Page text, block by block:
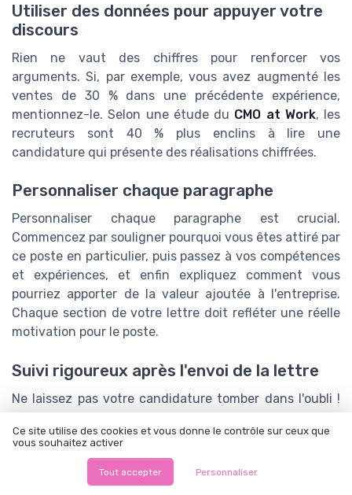
Utiliser des données pour appuyer votre
discours
Rien ne vaut des chiffres pour renforcer vos
arguments. Si, par exemple, vous avez augmenté les
ventes de 30 % dans une précédente expérience,
mentionnez-le. Selon une étude du CMO at Work, les
recruteurs sont 40 % plus enclins à lire une
candidature qui présente des réalisations chiffrées.
Personnaliser chaque paragraphe
Personnaliser chaque paragraphe est crucial.
Commencez par souligner pourquoi vous êtes attiré par
ce poste en particulier, puis passez à vos compétences
et expériences, et enfin expliquez comment vous
pourriez apporter de la valeur ajoutée à l'entreprise.
Chaque section de votre lettre doit refléter une réelle
motivation pour le poste.
Suivi rigoureux après l'envoi de la lettre
Ne laissez pas votre candidature tomber dans l'oubli !
Une semaine après l'envoi de votre lettre de
motivation, relancez l'entreprise. Un email ou un appel
téléphonique montrera votre sérieux et votre envie de
rejoindre l'équipe.
Ce site utilise des cookies et vous donne le contrôle sur ceux que
vous souhaitez activer
Tout accepter Personnaliser